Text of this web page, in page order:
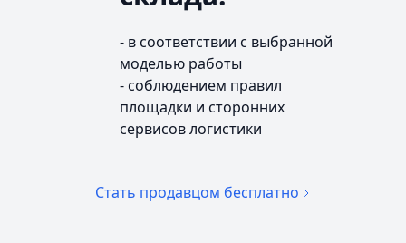
- в соответствии с выбранной
моделью работы
- соблюдением правил
площадки и сторонних
сервисов логистики
Стать продавцом бесплатно